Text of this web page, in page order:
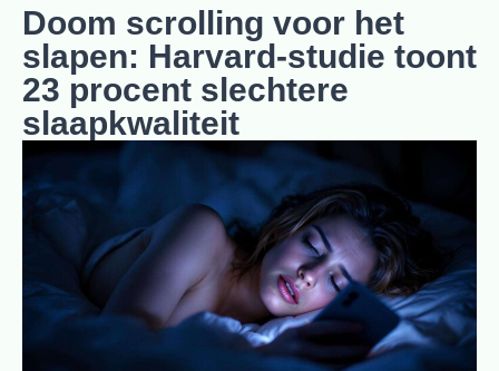
Doom scrolling voor het
slapen: Harvard-studie toont
23 procent slechtere
slaapkwaliteit